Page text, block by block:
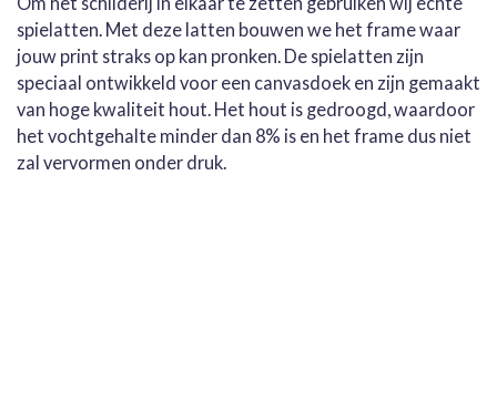
spielatten. Met deze latten bouwen we het frame waar
jouw print straks op kan pronken. De spielatten zijn
speciaal ontwikkeld voor een canvasdoek en zijn gemaakt
van hoge kwaliteit hout. Het hout is gedroogd, waardoor
het vochtgehalte minder dan 8% is en het frame dus niet
zal vervormen onder druk.